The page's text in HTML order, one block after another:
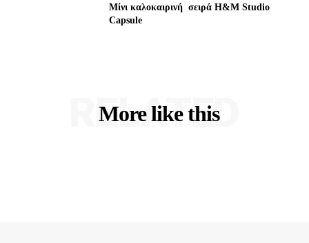
Μίνι καλοκαιρινή σειρά H&M Studio
Capsule
More like this
RELATED